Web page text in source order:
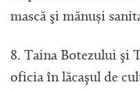
mască şi mănuși
8. Taina Botezului şi
oficia în lăcaşul de